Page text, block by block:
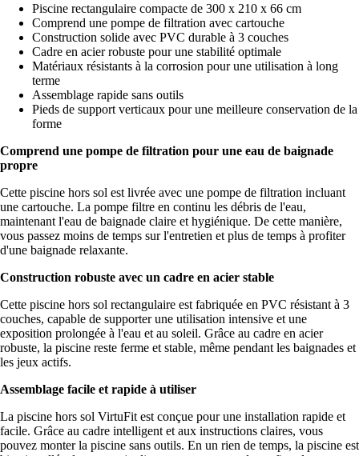
Piscine rectangulaire compacte de 300 x 210 x 66 cm
Comprend une pompe de filtration avec cartouche
Construction solide avec PVC durable à 3 couches
Cadre en acier robuste pour une stabilité optimale
Matériaux résistants à la corrosion pour une utilisation à long
terme
Assemblage rapide sans outils
Pieds de support verticaux pour une meilleure conservation de la
forme
Comprend une pompe de filtration pour une eau de baignade
propre
Cette piscine hors sol est livrée avec une pompe de filtration incluant
une cartouche. La pompe filtre en continu les débris de l'eau,
maintenant l'eau de baignade claire et hygiénique. De cette manière,
vous passez moins de temps sur l'entretien et plus de temps à profiter
d'une baignade relaxante.
Construction robuste avec un cadre en acier stable
Cette piscine hors sol rectangulaire est fabriquée en PVC résistant à 3
couches, capable de supporter une utilisation intensive et une
exposition prolongée à l'eau et au soleil. Grâce au cadre en acier
robuste, la piscine reste ferme et stable, même pendant les baignades et
les jeux actifs.
Assemblage facile et rapide à utiliser
La piscine hors sol VirtuFit est conçue pour une installation rapide et
facile. Grâce au cadre intelligent et aux instructions claires, vous
pouvez monter la piscine sans outils. En un rien de temps, la piscine est